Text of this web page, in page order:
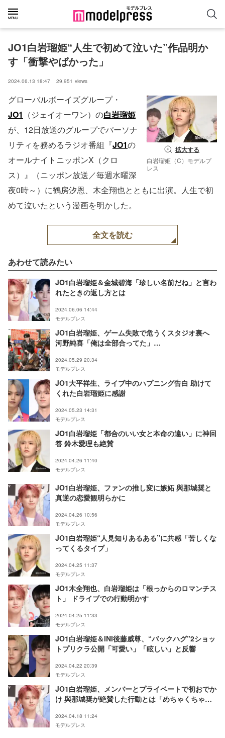
JO1白岩瑠姫“人生で初めて泣いた”作品明か
す「衝撃やばかった」
2024.06.13 18:47 29,951 views
拡大する
白岩瑠姫（C）モデルプ
レス
グローバルボーイズグループ・
JO1 （ジェイオーワン）の白岩瑠姫
が、12日放送のグループでパーソナ
リティを務めるラジオ番組『JO1の
オールナイトニッポンX（クロ
ス）』（ニッポン放送／毎週水曜深
夜0時～）に鶴房汐恩、木全翔也とともに出演。人生で初
めて泣いたという漫画を明かした。
全文を読む
あわせて読みたい
JO1白岩瑠姫＆金城碧海「珍しい名前だね」と言わ
れたときの返し方とは
2024.06.06 14:44
モデルプレス
JO1白岩瑠姫、ゲーム失敗で危うくスタジオ裏へ
河野純喜「俺は全部合ってた」
2024.05.29 20:34
モデルプレス
JO1大平祥生、ライブ中のハプニング告白 助けて
くれた白岩瑠姫に感謝
2024.05.23 14:31
モデルプレス
JO1白岩瑠姫「都合のいい女と本命の違い」に神回
答 鈴木愛理も絶賛
2024.04.26 11:40
モデルプレス
JO1白岩瑠姫、ファンの推し変に嫉妬 與那城奨と
真逆の恋愛観明らかに
2024.04.26 10:56
モデルプレス
JO1白岩瑠姫“人見知りあるある”に共感「苦しくな
ってくるタイプ」
2024.04.25 11:37
モデルプレス
JO1木全翔也、白岩瑠姫は「根っからのロマンチス
ト」 ドライブでの行動明かす
2024.04.25 11:33
モデルプレス
JO1白岩瑠姫＆INI後藤威尊、“バックハグ”2ショッ
トプリクラ公開「可愛い」「眩しい」と反響
2024.04.22 20:39
モデルプレス
JO1白岩瑠姫、メンバーとプライベートで初おでか
け 與那城奨が絶賛した行動とは「めちゃくちゃお
2024.04.18 11:24
モデルプレス